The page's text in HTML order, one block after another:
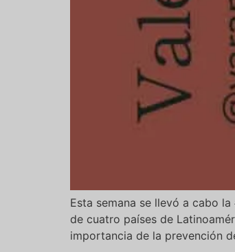
Esta semana se llevó a cabo
de cuatro países de
importancia de la prevención